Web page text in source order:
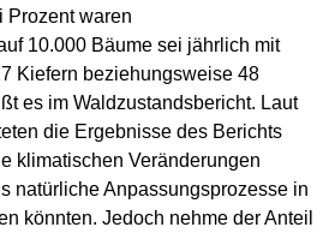
Prozent waren
10.000 Bäume sei jährlich mit
Kiefern beziehungsweise 48
es im Waldzustandsbericht. Laut
die Ergebnisse des Berichts
klimatischen Veränderungen
natürliche Anpassungsprozesse in
könnten. Jedoch nehme der Anteil